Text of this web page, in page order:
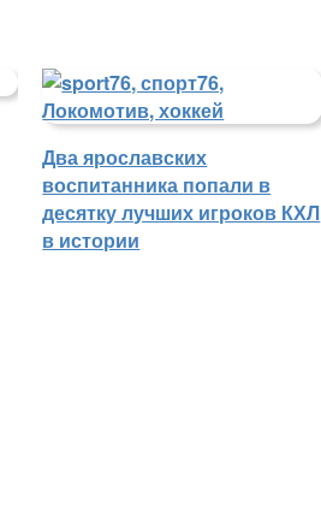
Два ярославских
воспитанника попали в
десятку лучших игроков КХЛ
в истории